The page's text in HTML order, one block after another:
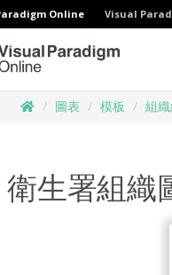
Online Visual
圖表 模板 組
衛生署組織